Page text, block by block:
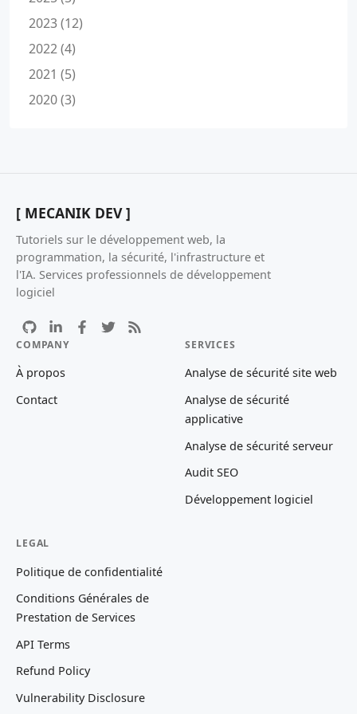
2023 (12)
2022 (4)
2021 (5)
2020 (3)
[ MECANIK DEV ]
Tutoriels sur le développement web, la
programmation, la sécurité, l'infrastructure et
l'IA. Services professionnels de développement
logiciel
COMPANY
À propos
Contact
SERVICES
Analyse de sécurité site web
Analyse de sécurité
applicative
Analyse de sécurité serveur
Audit SEO
Développement logiciel
LEGAL
Politique de confidentialité
Conditions Générales de
Prestation de Services
API Terms
Refund Policy
Vulnerability Disclosure